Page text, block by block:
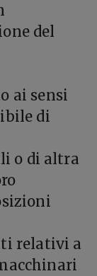
del
ai sensi
di
o di altra
relativi a